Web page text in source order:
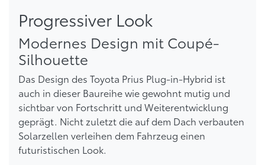
Progressiver Look
Modernes Design mit Coupé-
Silhouette
Das Design des Toyota Prius Plug-in-Hybrid ist
auch in dieser Baureihe wie gewohnt mutig und
sichtbar von Fortschritt und Weiterentwicklung
geprägt. Nicht zuletzt die auf dem Dach verbauten
Solarzellen verleihen dem Fahrzeug einen
futuristischen Look.